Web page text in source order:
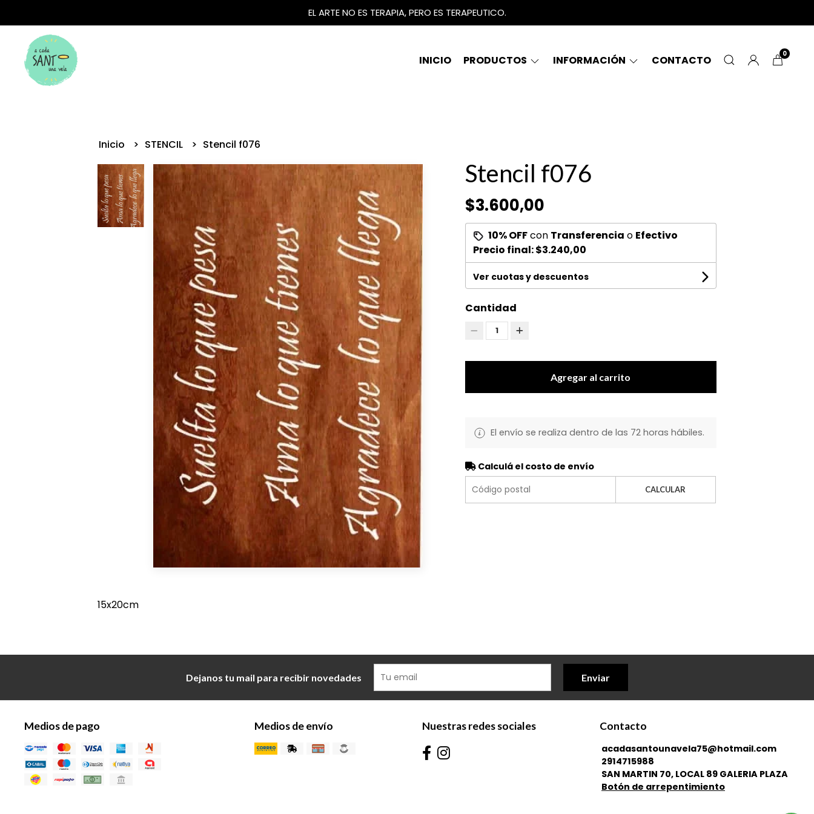
EL ARTE NO ES TERAPIA, PERO ES TERAPEUTICO.
INICIO PRODUCTOS INFORMACIÓN CONTACTO 0
Inicio STENCIL Stencil f076
15x20cm
Stencil f076
$3.600,00
10% OFFcon Transferencia o Efectivo
Precio final:$3.240,00
Ver cuotas y descuentos
Cantidad
1
Agregar al carrito
El envío se realiza dentro de las 72 horas hábiles.
Calculá el costo de envío
CALCULAR
Dejanos tu mail para recibir novedades Enviar
Medios de pago Medios de envío Nuestras redes sociales Contacto
acadasantounavela75@hotmail.com
2914715988
SAN MARTIN 70, LOCAL 89 GALERIA PLAZA
Botón de arrepentimiento